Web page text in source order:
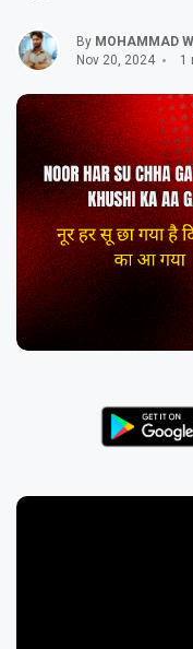
By MOHAMMAD
Nov 20, 2024
1